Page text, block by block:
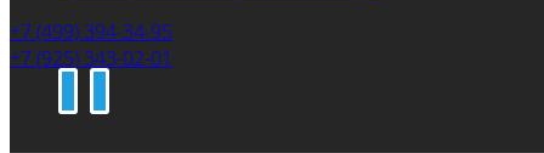
+7 (499) 394-34-95
+7 (925) 343-02-01